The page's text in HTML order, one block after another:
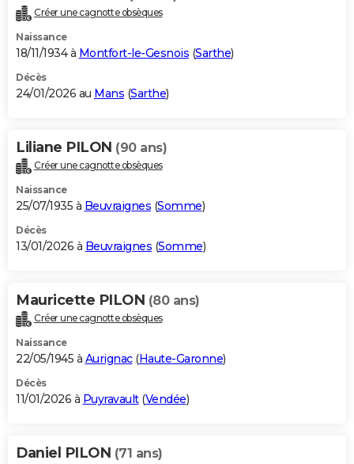
Créer une cagnotte obsèques
Naissance
18/11/1934 à Montfort-le-Gesnois (Sarthe)
Décès
24/01/2026 au Mans (Sarthe)
Liliane PILON (90 ans)
Créer une cagnotte obsèques
Naissance
25/07/1935 à Beuvraignes (Somme)
Décès
13/01/2026 à Beuvraignes (Somme)
Mauricette PILON (80 ans)
Créer une cagnotte obsèques
Naissance
22/05/1945 à Aurignac(Haute-Garonne)
Décès
11/01/2026 à Puyravault(Vendée)
Daniel PILON (71 ans)